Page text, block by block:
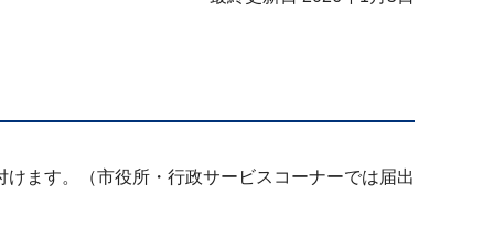
ます。（市役所・行政サービスコーナーでは届出